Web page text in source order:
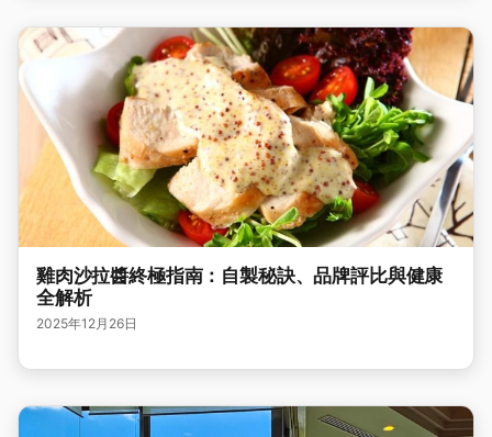
雞肉沙拉醬終極指南：自製秘訣、品牌評比與健康
全解析
2025年12月26日